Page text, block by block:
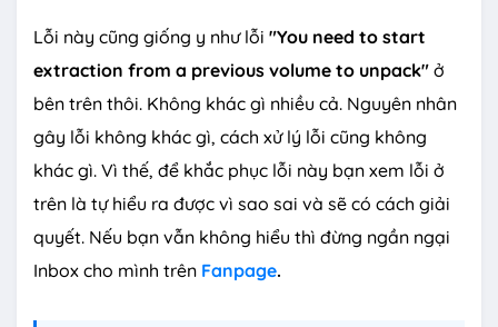
Lỗi này cũng giống y như lỗi "You need to start
extraction from a previous volume to unpack" ở
bên trên thôi. Không khác gì nhiều cả. Nguyên nhân
gây lỗi không khác gì, cách xử lý lỗi cũng không
khác gì. Vì thế, để khắc phục lỗi này bạn xem lỗi ở
trên là tự hiểu ra được vì sao sai và sẽ có cách giải
quyết. Nếu bạn vẫn không hiểu thì đừng ngần ngại
Inbox cho mình trên Fanpage.